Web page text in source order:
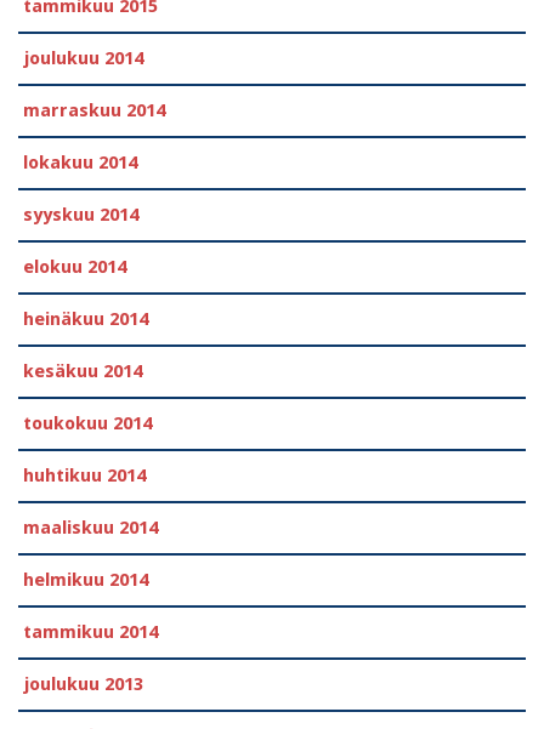
tammikuu 2015
joulukuu 2014
marraskuu 2014
lokakuu 2014
syyskuu 2014
elokuu 2014
heinäkuu 2014
kesäkuu 2014
toukokuu 2014
huhtikuu 2014
maaliskuu 2014
helmikuu 2014
tammikuu 2014
joulukuu 2013